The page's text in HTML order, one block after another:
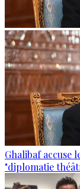
Ghalibaf accuse
"diplomatie